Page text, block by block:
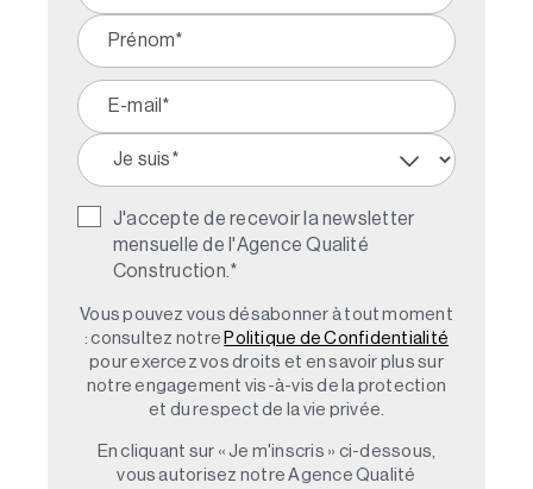
J'accepte de recevoir la newsletter
mensuelle de l'Agence Qualité
Construction. *
Vous pouvez vous désabonner à tout moment
: consultez notre Politique de Confidentialité
pour exercez vos droits et en savoir plus sur
notre engagement vis-à-vis de la protection
et du respect de la vie privée.
En cliquant sur « Je m'inscris » ci-dessous,
vous autorisez notre Agence Qualité